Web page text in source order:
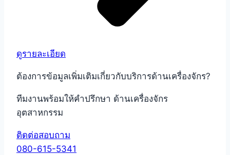
ดูรายละเอียด
ต้องการข้อมูลเพิ่มเติมเกี่ยวกับบริการด้านเครื่องจักร?
ทีมงานพร้อมให้คำปรึกษา ด้านเครื่องจักร
อุตสาหกรรม
ติดต่อสอบถาม
080-615-5341